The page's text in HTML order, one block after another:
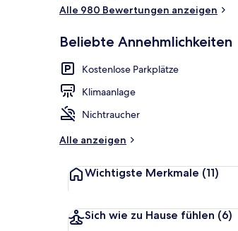
Alle 980 Bewertungen anzeigen
Beliebte Annehmlichkeiten
Kostenlose Parkplätze
Klimaanlage
Nichtraucher
Alle anzeigen
Wichtigste Merkmale (11)
Sich wie zu Hause fühlen (6)